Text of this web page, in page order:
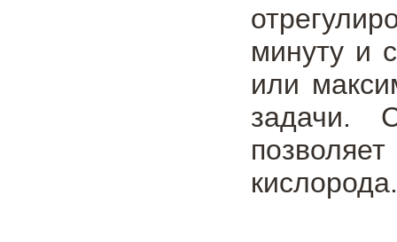
минуту и
или
задачи.
кислорода.